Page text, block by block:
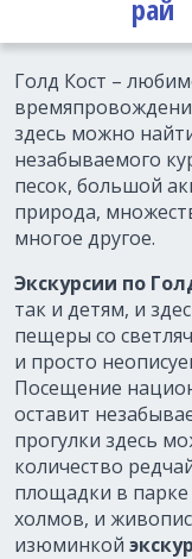
рай
Голд Кост –
здесь можно
незабываемого
песок, большой
природа,
многое другое.
Экскурсии по
так и детям, и
пещеры со
и просто
Посещение
оставит
прогулки здесь
количество
площадки в парке
холмов, и
изюминкой